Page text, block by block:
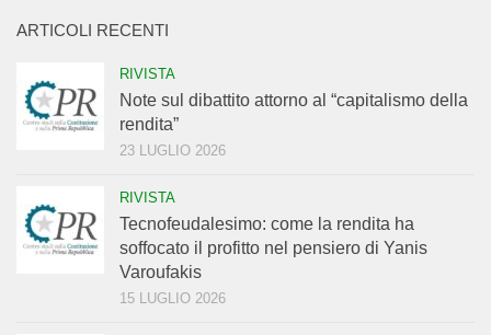
ARTICOLI RECENTI
RIVISTA
Note sul dibattito attorno al “capitalismo della
rendita”
23 LUGLIO 2026
RIVISTA
Tecnofeudalesimo: come la rendita ha
soffocato il profitto nel pensiero di Yanis
Varoufakis
15 LUGLIO 2026